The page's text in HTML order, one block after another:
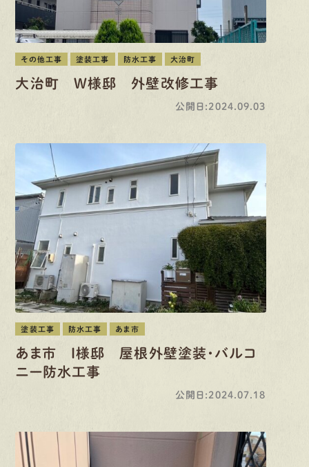
その他工事 塗装工事 防水工事 大治町
大治町 W様邸 外壁改修工事
公開日:2024.09.03
塗装工事 防水工事 あま市
あま市 I様邸 屋根外壁塗装・バルコ
ニー防水工事
公開日:2024.07.18